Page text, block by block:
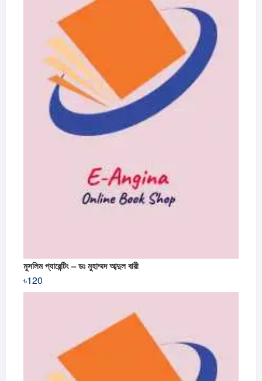
মুসলিম প্যারেন্টিং – ডঃ মুহাম্মদ আব্দুল বারী
৳120